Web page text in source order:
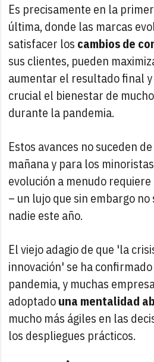
Es precisamente en la
última, donde las marcas
satisfacer los cambios de
sus clientes, pueden
aumentar el resultado final
crucial el bienestar de
durante la pandemia.
Estos avances no suceden
mañana y para los
evolución a menudo
– un lujo que sin embargo
nadie este año.
El viejo adagio de que 'la
innovación' se ha
pandemia, y muchas
adoptadouna mentalidad
mucho más ágiles en las
los despliegues prácticos.